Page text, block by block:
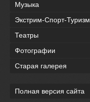
Музыка
Экстрим-Спорт-Туризм
Театры
Фотографии
Старая галерея
Полная версия сайта